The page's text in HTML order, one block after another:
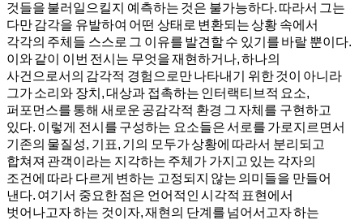
것들을 불러일으킬지 예측하는 것은 불가능하다. 따라서 그는
다만 감각을 유발하여 어떤 상태로 변환되는 상황 속에서
각각의 주체들 스스로 그 이유를 발견할 수 있기를 바랄 뿐이다.
이와 같이 이번 전시는 무엇을 재현하거나, 하나의
사건으로서의 감각적 경험으로만 나타내기 위한 것이 아니라
그가 소리와 장치, 대상과 접촉하는 인터랙티브적 요소,
퍼포먼스를 통해 새로운 공감각적 환경 그 자체를 구현하고
있다. 이렇게 전시를 구성하는 요소들은 서로를 가로지르면서
기존의 물질성, 기표, 기의 모두가 상황에 따라서 분리되고
합쳐져 관객이라는 지각하는 주체가 가지고 있는 각자의
조건에 따라 다르게 변하는 고정되지 않는 의미들을 만들어
낸다. 여기서 중요한 점은 언어적인 시각적 표현에서
벗어나고자 하는 것이자, 재현의 단계를 넘어서고자 하는